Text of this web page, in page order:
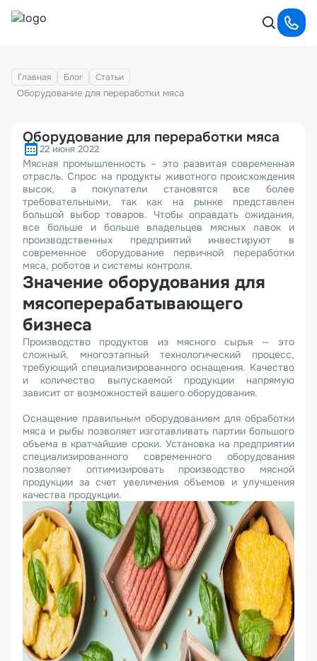
Главная Блог Статьи
Оборудование для переработки мяса
Оборудование для переработки мяса
22 июня 2022
Мясная промышленность – это развитая современная
отрасль. Спрос на продукты животного происхождения
высок, а покупатели становятся все более
требовательными, так как на рынке представлен
большой выбор товаров. Чтобы оправдать ожидания,
все больше и больше владельцев мясных лавок и
производственных предприятий инвестируют в
современное оборудование первичной переработки
мяса, роботов и системы контроля.
Значение оборудования для
мясоперерабатывающего
бизнеса
Производство продуктов из мясного сырья — это
сложный, многоэтапный технологический процесс,
требующий специализированного оснащения. Качество
и количество выпускаемой продукции напрямую
зависит от возможностей вашего оборудования.
Оснащение правильным оборудованием для обработки
мяса и рыбы позволяет изготавливать партии большого
объема в кратчайшие сроки. Установка на предприятии
специализированного современного оборудования
позволяет оптимизировать производство мясной
продукции за счет увеличения объемов и улучшения
качества продукции.